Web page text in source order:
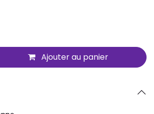
Ajouter au panier